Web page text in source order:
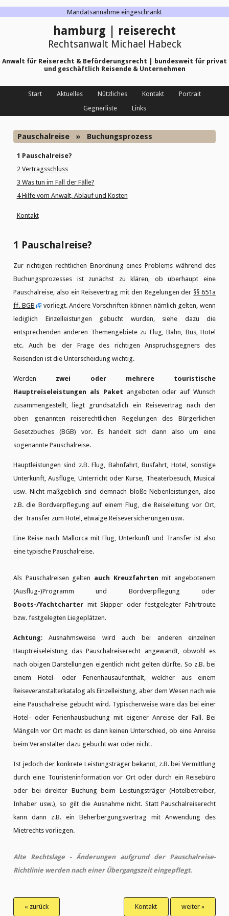
Mandatsannahme eingeschränkt
hamburg | reiserecht
Rechtsanwalt Michael Habeck
Anwalt für Reiserecht & Beförderungsrecht | bundesweit für privat
und geschäftlich Reisende & Unternehmen
Start Aktuelles Nützliches Kontakt
Portrait
Gegnerliste
Links
Pauschalreise » Buchungsprozess
1 Pauschalreise?
2 Vertragsschluss
3 Was tun im Fall der Fälle?
4 Hilfe vom Anwalt, Ablauf und Kosten
Kontakt
1 Pauschalreise?
Zur richtigen rechtlichen Einordnung eines Problems während des
Buchungsprozesses ist zunächst zu klären, ob überhaupt eine
Pauschalreise, also ein Reisevertrag mit den Regelungen der §§ 651a
ff. BGB
vorliegt. Andere Vorschriften können nämlich gelten, wenn
lediglich Einzelleistungen gebucht wurden, siehe dazu die
entsprechenden anderen Themengebiete zu Flug, Bahn, Bus, Hotel
etc. Auch bei der Frage des richtigen Anspruchsgegners des
Reisenden ist die Unterscheidung wichtig.
Werden zwei oder mehrere touristische
Hauptreiseleistungen als Paket angeboten oder auf Wunsch
zusammengestellt, liegt grundsätzlich ein Reisevertrag nach den
oben genannten reiserechtlichen Regelungen des Bürgerlichen
Gesetzbuches (BGB) vor. Es handelt sich dann also um eine
sogenannte Pauschalreise.
Hauptleistungen sind z.B. Flug, Bahnfahrt, Busfahrt, Hotel, sonstige
Unterkunft, Ausflüge, Unterricht oder Kurse, Theaterbesuch, Musical
usw. Nicht maßgeblich sind demnach bloße Nebenleistungen, also
z.B. die Bordverpflegung auf einem Flug, die Reiseleitung vor Ort,
der Transfer zum Hotel, etwaige Reiseversicherungen usw.
Eine Reise nach Mallorca mit Flug, Unterkunft und Transfer ist also
eine typische Pauschalreise.
Als Pauschalreisen gelten auch Kreuzfahrten mit angebotenem
(Ausflug-)Programm und Bordverpflegung oder
Boots-/Yachtcharter mit Skipper oder festgelegter Fahrtroute
bzw. festgelegten Liegeplätzen.
Achtung: Ausnahmsweise wird auch bei anderen einzelnen
Hauptreiseleistung das Pauschalreiserecht angewandt, obwohl es
nach obigen Darstellungen eigentlich nicht gelten dürfte. So z.B. bei
einem Hotel- oder Ferienhausaufenthalt, welcher aus einem
Reiseveranstalterkatalog als Einzelleistung, aber dem Wesen nach wie
eine Pauschalreise gebucht wird. Typischerweise wäre das bei einer
Hotel- oder Ferienhausbuchung mit eigener Anreise der Fall. Bei
Mängeln vor Ort macht es dann keinen Unterschied, ob eine Anreise
beim Veranstalter dazu gebucht war oder nicht.
Ist jedoch der konkrete Leistungsträger bekannt, z.B. bei Vermittlung
durch eine Touristeninformation vor Ort oder durch ein Reisebüro
oder bei direkter Buchung beim Leistungsträger (Hotelbetreiber,
Inhaber usw.), so gilt die Ausnahme nicht. Statt Pauschalreiserecht
kann dann z.B. ein Beherbergungsvertrag mit Anwendung des
Mietrechts vorliegen.
Alte Rechtslage - Änderungen aufgrund der Pauschalreise-
Richtlinie werden nach einer Übergangszeit eingepflegt.
« zurück weiter »
Kontakt